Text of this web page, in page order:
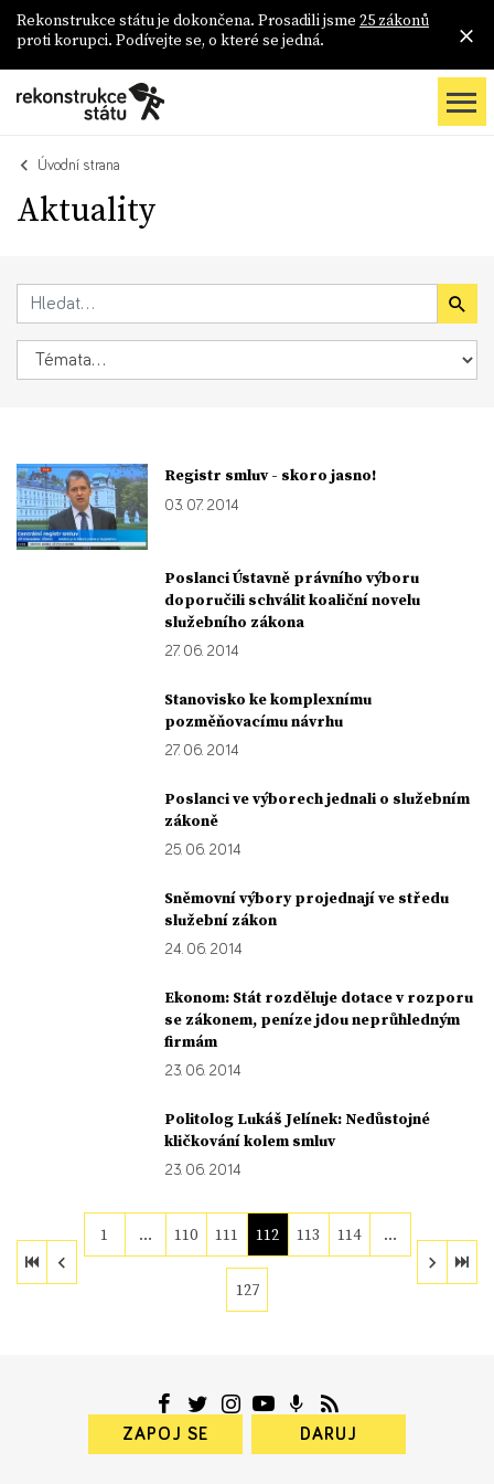
Rekonstrukce státu je dokončena. Prosadili jsme 25 zákonů
proti korupci. Podívejte se, o které se jedná.
Úvodní strana
Aktuality
Registr smluv - skoro jasno!
03. 07. 2014
Poslanci Ústavně právního výboru
doporučili schválit koaliční novelu
služebního zákona
27. 06. 2014
Stanovisko ke komplexnímu
pozměňovacímu návrhu
27. 06. 2014
Poslanci ve výborech jednali o služebním
zákoně
25. 06. 2014
Sněmovní výbory projednají ve středu
služební zákon
24. 06. 2014
Ekonom: Stát rozděluje dotace v rozporu
se zákonem, peníze jdou neprůhledným
firmám
23. 06. 2014
Politolog Lukáš Jelínek: Nedůstojné
kličkování kolem smluv
23. 06. 2014
1 … 110 111 112 113 114 …
127
ZAPOJ SE DARUJ